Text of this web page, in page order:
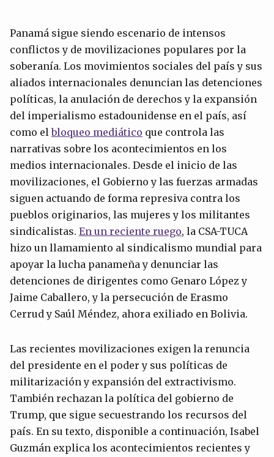
Panamá sigue siendo escenario de intensos
conflictos y de movilizaciones populares por la
soberanía. Los movimientos sociales del país y sus
aliados internacionales denuncian las detenciones
políticas, la anulación de derechos y la expansión
del imperialismo estadounidense en el país, así
como elbloqueo mediático que controla las
narrativas sobre los acontecimientos en los
medios internacionales. Desde el inicio de las
movilizaciones, el Gobierno y las fuerzas armadas
siguen actuando de forma represiva contra los
pueblos originarios, las mujeres y los militantes
sindicalistas. En un reciente ruego, la CSA-TUCA
hizo un llamamiento al sindicalismo mundial para
apoyar la lucha panameña y denunciar las
detenciones de dirigentes como Genaro López y
Jaime Caballero, y la persecución de Erasmo
Cerrud y Saúl Méndez, ahora exiliado en Bolivia.
Las recientes movilizaciones exigen la renuncia
del presidente en el poder y sus políticas de
militarización y expansión del extractivismo.
También rechazan la política del gobierno de
Trump, que sigue secuestrando los recursos del
país. En su texto, disponible a continuación, Isabel
Guzmán explica los acontecimientos recientes y